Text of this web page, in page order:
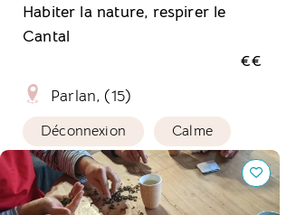
Habiter la nature, respirer le
Cantal
€€
Parlan, (15)
Déconnexion Calme
Ateliers Zéro Déchet à la Gataudière